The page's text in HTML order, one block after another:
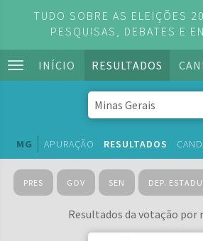
TUDO SOBRE AS ELEIÇÕES
PESQUISAS, DEBATES E
INÍCIO RESULTADOS
MG APURAÇÃO RESULTADOS
PRES GOV SEN DEP.
Resultados da votação por